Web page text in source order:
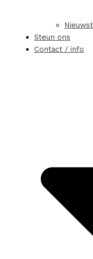
Steun ons
Contact / info